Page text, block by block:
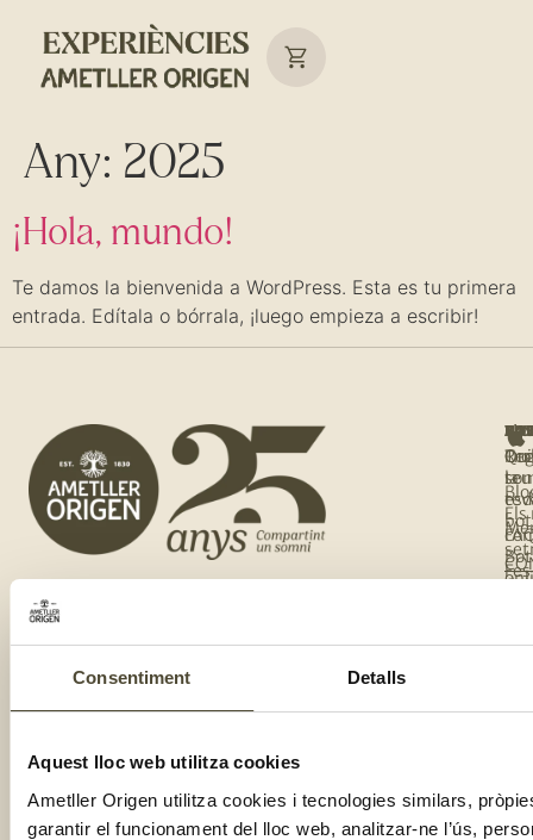
Consentiment Detalls
Aquest lloc web utilitza cookies
Ametller Origen utilitza cookies i tecnologies similars,
garantir el funcionament del lloc web, analitzar-ne l’ús,
Any: 2025
¡Hola, mundo!
Te damos la bienvenida a WordPress. Esta es tu primera
entrada. Edítala o bórrala, ¡luego empieza a escribir!
Qui
la
teu